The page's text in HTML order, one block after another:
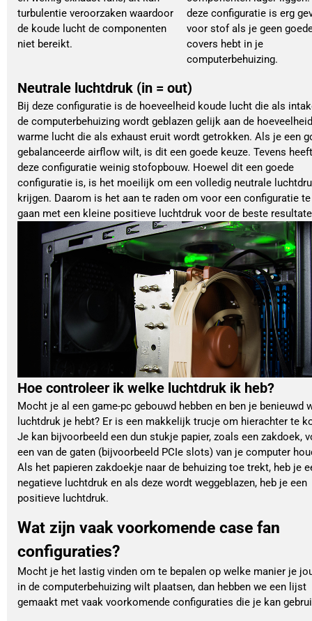
turbulentie veroorzaken waardoor
de koude lucht de componenten
niet bereikt.
deze configuratie is erg
voor stof als je geen
covers hebt in je
computerbehuizing.
Neutrale luchtdruk (in = out)
Bij deze configuratie is de hoeveelheid koude lucht die als
de computerbehuizing wordt geblazen gelijk aan de hoeveelheid
warme lucht die als exhaust eruit wordt getrokken. Als je een
gebalanceerde airflow wilt, is dit een goede keuze. Tevens heeft
deze configuratie weinig stofopbouw. Hoewel dit een goede
configuratie is, is het moeilijk om een volledig neutrale
krijgen. Daarom is het aan te raden om voor een configuratie te
gaan met een kleine positieve luchtdruk voor de beste
Hoe controleer ik welke luchtdruk ik heb?
Mocht je al een game-pc gebouwd hebben en ben je benieuwd
luchtdruk je hebt? Er is een makkelijk trucje om hierachter te
Je kan bijvoorbeeld een dun stukje papier, zoals een zakdoek,
een van de gaten (bijvoorbeeld PCIe slots) van je computer
Als het papieren zakdoekje naar de behuizing toe trekt, heb je
negatieve luchtdruk en als deze wordt weggeblazen, heb je een
positieve luchtdruk.
Wat zijn vaak voorkomende case fan
configuraties?
Mocht je het lastig vinden om te bepalen op welke manier je
in de computerbehuizing wilt plaatsen, dan hebben we een lijst
gemaakt met vaak voorkomende configuraties die je kan